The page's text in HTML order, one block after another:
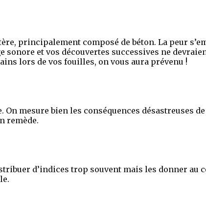
principalement composé de béton. La peur
sonore et vos découvertes successives ne
lors de vos fouilles, on vous aura prévenu !
On mesure bien les conséquences désastreuses
remède.
d’indices trop souvent mais les donner au